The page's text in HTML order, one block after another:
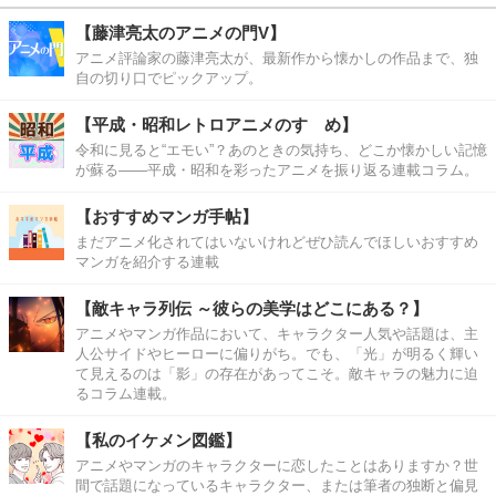
【藤津亮太のアニメの門V】
アニメ評論家の藤津亮太が、最新作から懐かしの作品まで、独
自の切り口でピックアップ。
【平成・昭和レトロアニメのすゝめ】
令和に見ると“エモい”？あのときの気持ち、どこか懐かしい記憶
が蘇る――平成・昭和を彩ったアニメを振り返る連載コラム。
【おすすめマンガ手帖】
まだアニメ化されてはいないけれどぜひ読んでほしいおすすめ
マンガを紹介する連載
【敵キャラ列伝 ～彼らの美学はどこにある？】
アニメやマンガ作品において、キャラクター人気や話題は、主
人公サイドやヒーローに偏りがち。でも、「光」が明るく輝い
て見えるのは「影」の存在があってこそ。敵キャラの魅力に迫
るコラム連載。
【私のイケメン図鑑】
アニメやマンガのキャラクターに恋したことはありますか？世
間で話題になっているキャラクター、または筆者の独断と偏見